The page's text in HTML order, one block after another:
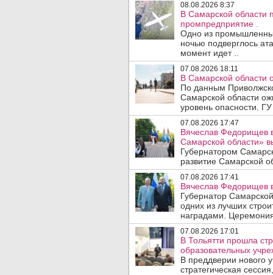
08.08.2026 8:37
В Самарской области
промпредприятие .
Одно из
ночью подверглось
момент идет ..
07.08.2026 18:11
В Самарской области
По данным
Самарской области
уровень опасности.
07.08.2026 17:47
Вячеслав Федорищев
Самарской области»
Губернатором
развитие Самарской
07.08.2026 17:41
Вячеслав Федорищев
Губернатор
одних из лучших
наградами.
07.08.2026 17:01
В Тольятти прошла
образовательных
В преддверии нового
стратегическая